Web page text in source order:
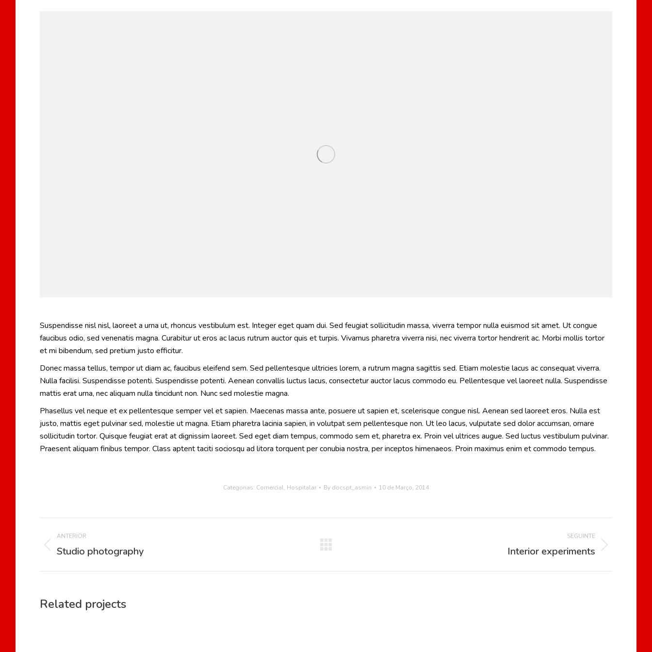
Suspendisse nisl nisl, laoreet a urna ut, rhoncus vestibulum est. Integer eget quam dui. Sed feugiat sollicitudin massa, viverra tempor nulla euismod sit amet. Ut congue
faucibus odio, sed venenatis magna. Curabitur ut eros ac lacus rutrum auctor quis et turpis. Vivamus pharetra viverra nisi, nec viverra tortor hendrerit ac. Morbi mollis tortor
et mi bibendum, sed pretium justo efficitur.
Donec massa tellus, tempor ut diam ac, faucibus eleifend sem. Sed pellentesque ultricies lorem, a rutrum magna sagittis sed. Etiam molestie lacus ac consequat viverra.
Nulla facilisi. Suspendisse potenti. Suspendisse potenti. Aenean convallis luctus lacus, consectetur auctor lacus commodo eu. Pellentesque vel laoreet nulla. Suspendisse
mattis erat urna, nec aliquam nulla tincidunt non. Nunc sed molestie magna.
Phasellus vel neque et ex pellentesque semper vel et sapien. Maecenas massa ante, posuere ut sapien et, scelerisque congue nisl. Aenean sed laoreet eros. Nulla est
justo, mattis eget pulvinar sed, molestie ut magna. Etiam pharetra lacinia sapien, in volutpat sem pellentesque non. Ut leo lacus, vulputate sed dolor accumsan, ornare
sollicitudin tortor. Quisque feugiat erat at dignissim laoreet. Sed eget diam tempus, commodo sem et, pharetra ex. Proin vel ultrices augue. Sed luctus vestibulum pulvinar.
Praesent aliquam finibus tempor. Class aptent taciti sociosqu ad litora torquent per conubia nostra, per inceptos himenaeos. Proin maximus enim et commodo tempus.
Categorias: Comercial, Hospitalar By docspt_asmin 10 de Março, 2014
Project
navigation
ANTERIOR
Previous
Studio photography
SEGUINTE
Interior experiments
Related projects